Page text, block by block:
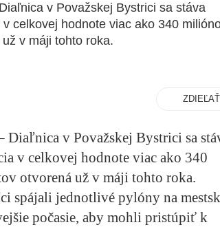
v Považskej Bystrici sa stáva
celkovej hodnote viac ako 340
v máji tohto roka.
ZDIEĽAŤ
Diaľnica v Považskej Bystrici sa
v celkovej hodnote viac ako 340
otvorená už v máji tohto roka.
spájali jednotlivé pylóny na
počasie, aby mohli pristúpiť k